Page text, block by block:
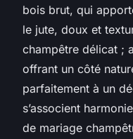
bois brut, qui
le jute, doux et
champêtre délicat ;
offrant un côté
parfaitement à un
s’associent
de mariage